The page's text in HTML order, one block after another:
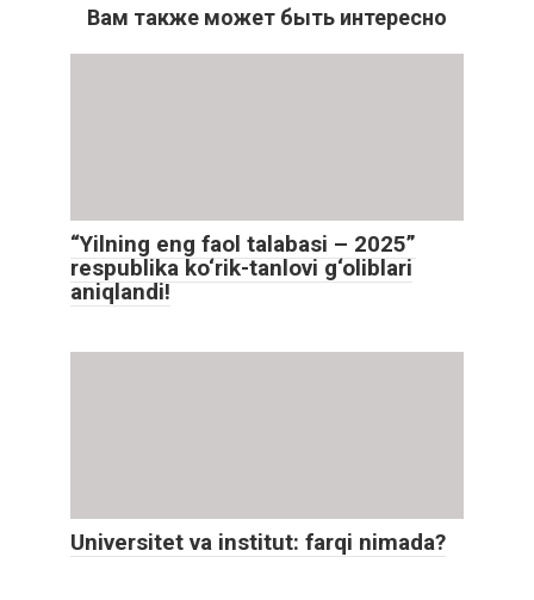
Вам также может быть интересно
“Yilning eng faol talabasi – 2025”
respublika ko‘rik-tanlovi g‘oliblari
aniqlandi!
Universitet va institut: farqi nimada?